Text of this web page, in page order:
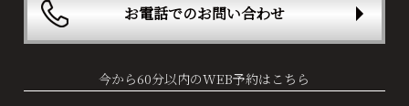
お電話でのお問い合わせ
今から60分以内のWEB予約はこちら